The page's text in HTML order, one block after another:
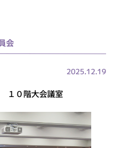
会
2025.12.19
１０階大会議室